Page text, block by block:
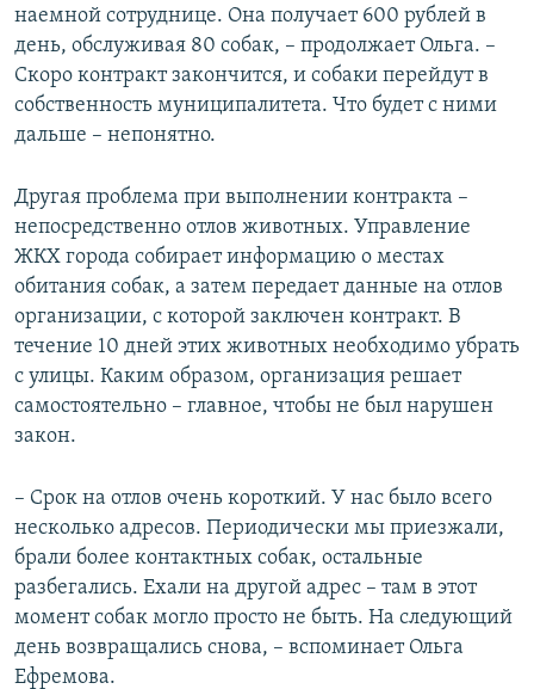
наемной сотруднице. Она получает 600 рублей в
день, обслуживая 80 собак, – продолжает Ольга. –
Скоро контракт закончится, и собаки перейдут в
собственность муниципалитета. Что будет с ними
дальше – непонятно.
Другая проблема при выполнении контракта –
непосредственно отлов животных. Управление
ЖКХ города собирает информацию о местах
обитания собак, а затем передает данные на отлов
организации, с которой заключен контракт. В
течение 10 дней этих животных необходимо убрать
с улицы. Каким образом, организация решает
самостоятельно – главное, чтобы не был нарушен
закон.
– Срок на отлов очень короткий. У нас было всего
несколько адресов. Периодически мы приезжали,
брали более контактных собак, остальные
разбегались. Ехали на другой адрес – там в этот
момент собак могло просто не быть. На следующий
день возвращались снова, – вспоминает Ольга
Ефремова.